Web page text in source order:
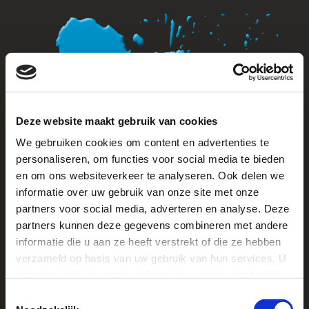
Deze website maakt gebruik van cookies
We gebruiken cookies om content en advertenties te
personaliseren, om functies voor social media te bieden
en om ons websiteverkeer te analyseren. Ook delen we
informatie over uw gebruik van onze site met onze
partners voor social media, adverteren en analyse. Deze
partners kunnen deze gegevens combineren met andere
informatie die u aan ze heeft verstrekt of die ze hebben
verzameld op basis van uw gebruik van hun services. U